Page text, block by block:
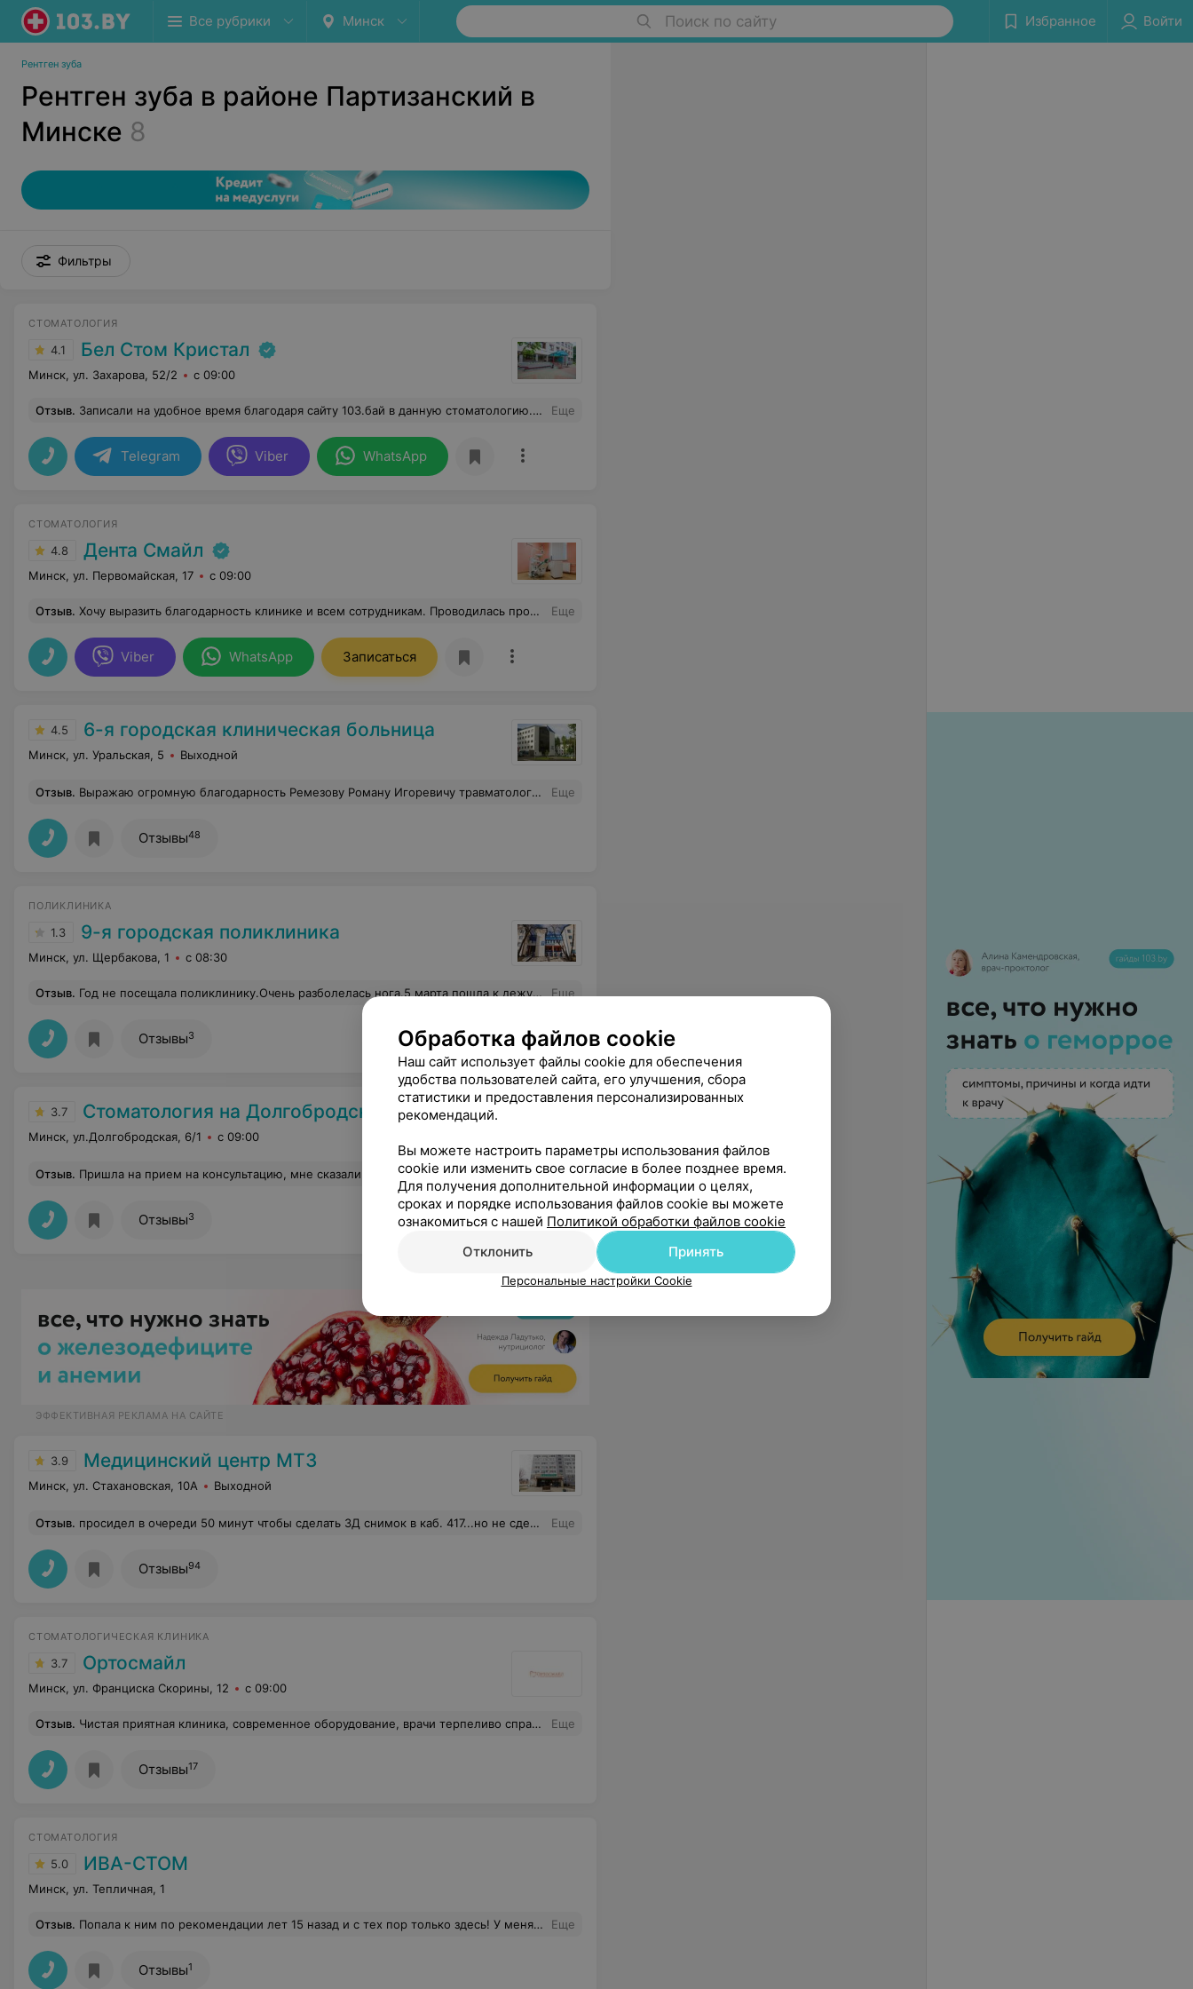
Все рубрики Минск Поиск по сайту Избранное Войти
Рентген зуба
Рентген зуба в районе Партизанский в
Минске 8
Фильтры
СТОМАТОЛОГИЯ
4.1 Бел Стом Кристал
Минск, ул. Захарова, 52/2 с 09:00
Отзыв. Записали на удобное время благодаря сайту 103.бай в данную стоматологию. Приняли вовремя, все сделали быстро. Стоматология отличная, мне все понравилось, результаты отдали сразу же. Еще
Telegram Viber WhatsApp
СТОМАТОЛОГИЯ
4.8 Дента Смайл
Минск, ул. Первомайская, 17 с 09:00
Отзыв. Хочу выразить благодарность клинике и всем сотрудникам. Проводилась процедура полной имплантации. Лучше клиники для этого мы не нашли, хотя были много где. Здесь вам сделают хорошо, качественно, и ничего лишнего. Отдельную благодарность хочу выразить Ефимович Анне Станиславовне, это специалист с большой буквы, индивидуальный подход, человеческое отношение и мастерство. Лучше врача для имплантации вы не найдете. Так же отдельная благодарность Наталье, так же прекрасный специалист, успокоит, поддержит и ответит на все ваши вопросы. Коляго Алексей Леонидович- прекрасный специалист. Очень бережное отношение, профессионал своего дела. К сожалению не знаю имени его помощницы и зуботехника, но могу однозначно сказать что это так же прекрасные специалисты , без каждого из них не получилось бы такого прекрасного результата. Для имплантации лучше специалиста, чем Анна Станиславовна в городе нет. Огромная благодарность клинике Дента Смайл. Еще
Viber WhatsApp Записаться
4.5 6-я городская клиническая больница
Минск, ул. Уральская, 5 Выходной
Отзыв. Выражаю огромную благодарность Ремезову Роману Игоревичу травматологу приемного отделения 6 ГКБ за высочайший профессионализм и чуткое отношение к пациентам! Роман Игоревич собрал мою ногу после сложнейшего перелома и благодаря его гениальной репозиции я снова могу ходить! СПАСИБО ОГРОМНОЕ за Ваш труд!!! Такие врачи как Ремезов Роман Игоревич-гордость нашей медицины!!! Еще
Отзывы48
ПОЛИКЛИНИКА
1.3 9-я городская поликлиника
Минск, ул. Щербакова, 1 с 08:30
Отзыв. Год не посещала поликлинику.Очень разболелась нога.5 марта пошла к дежурному врачу. В поликлинике тихо народу нет, обрадовалась. Первое, что услышала от врача, почему пришли сегодня,надо приходить в рабочие дни.Вот такое отнашение к пациентам. Еще
Отзывы3
3.7 Стоматология на Долгобродской
Минск, ул.Долгобродская, 6/1 с 09:00
Отзыв. Пришла на прием на консультацию, мне сказали поставить пломбу..... не первый раз в этой клинике,ранее постоянно обслуживалась у другого врача, я постоянный клиент. врач Поливаный сделал слабый наркоз, в итоге порезал инструментом язык так,что пришлось наложить швы, со стороны врача не было никаких извинений, только счет,я была в полном шоке....в итоге этот зуб начал сильно болеть и я обратилась в другую клинику и меня оказался не кариес а пульпит....нужно было положить лекарство, а не ставить пломбу на больной зуб.....так зачем было врачу Поливаному ставить пломбу на больной зуб, если не уверен в диагнозе?...не советую обращаться в эту клинику, совершенно не компетентный специалист этот Поливаный...." Еще
Отзывы3
ЭФФЕКТИВНАЯ РЕКЛАМА НА САЙТЕ
3.9 Медицинский центр МТЗ
Минск, ул. Стахановская, 10А Выходной
Отзыв. просидел в очереди 50 минут чтобы сделать 3Д снимок в каб. 417...но не сделал, обслуживать не спешат, все очень медленно принимают как хотят и перерывы устраивают когда и насколько им вздумается... вышла и закрыла кабинет а посетителям сказала, что у нее перерыв 20 минут..., сделалав замечание по поводу пререрыва в ответ услышал...а что вы хотите..я устала...после чего просто ушла.. Ждать дальше не мог так так опаздывал...настроение тоже от такого посещения (причем платного) лучше не стало... Еще
Отзывы94
СТОМАТОЛОГИЧЕСКАЯ КЛИНИКА
3.7 Ортосмайл
Минск, ул. Франциска Скорины, 12 с 09:00
Отзыв. Чистая приятная клиника, современное оборудование, врачи терпеливо справляются с иногда невыносимыми пациентами (я среди таких). А обращался, собственно, за лечением каналов зубов. все сделали замечательно.Ничего не болит. Еще
Отзывы17
СТОМАТОЛОГИЯ
5.0 ИВА-СТОМ
Минск, ул. Тепличная, 1
Отзыв. Попала к ним по рекомендации лет 15 назад и с тех пор только здесь! У меня плохие зубы, много плоб, которые вываливались постоянно, кто бы мне их не ставил (обошла тогда все частные заведения !), имеются и другие сложности. Мне перелечили все тогда 15 лет назад (это, конечно, получилось дорого), но больше я бед не знаю. Прихожу каждый год. Раз в пять лет находят, что-то что надо подправить. Все пломбочки стоят и ничего не болит Еще
Отзывы1
Обработка файлов cookie
Наш сайт использует файлы cookie для обеспечения
удобства пользователей сайта, его улучшения, сбора
статистики и предоставления персонализированных
рекомендаций.
Вы можете настроить параметры использования файлов
cookie или изменить свое согласие в более позднее время.
Для получения дополнительной информации о целях,
сроках и порядке использования файлов cookie вы можете
ознакомиться с нашей Политикой обработки файлов cookie
Отклонить
Принять
Персональные настройки Cookie